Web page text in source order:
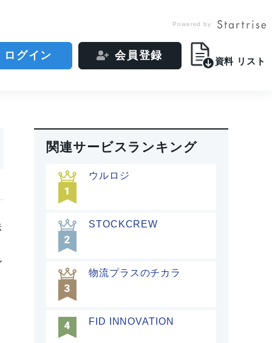
Powered by
ログイン 会員登録 資料 リスト
関連サービスランキング
ウルロジ
STOCKCREW
物流プラスのチカラ
FID INNOVATION